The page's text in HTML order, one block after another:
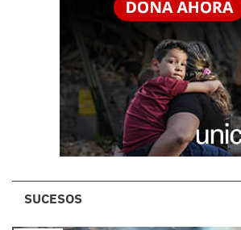
SUCESOS